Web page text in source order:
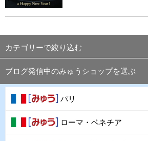
カテゴリーで絞り込む
ブログ発信中のみゅうショップを選ぶ
パリ
ローマ・ベネチア